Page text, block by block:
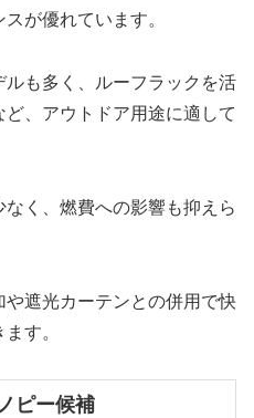
が優れています。
も多く、ルーフラックを活
、アウトドア用途に適して
く、燃費への影響も抑えら
遮光カーテンとの併用で快
す。
ピー候補